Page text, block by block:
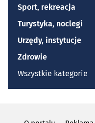
Sport, rekreacja
Turystyka, noclegi
Urzędy, instytucje
Zdrowie
Wszystkie kategorie